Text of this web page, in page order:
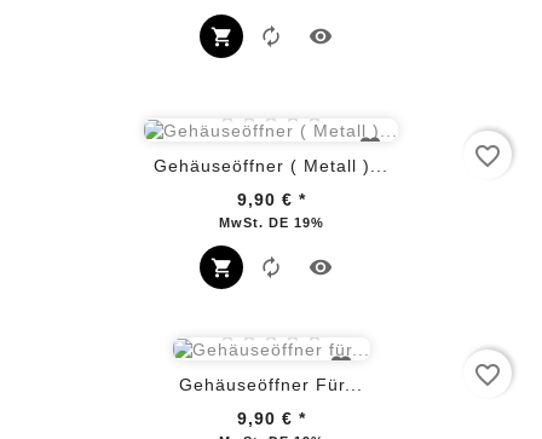
Gehäuseöffner ( Metall )...
9,90 € *
MwSt. DE 19%Preis
favorite_border
Gehäuseöffner Für...
9,90 € *
favorite_border